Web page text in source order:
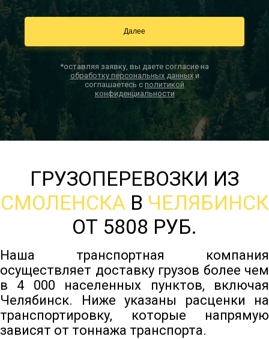
*оставляя заявку, вы даете согласие на
обработку персональных данныхи
соглашаетесь с политикой
конфиденциальности
ГРУЗОПЕРЕВОЗКИ ИЗ
СМОЛЕНСКАВ ЧЕЛЯБИНСК
ОТ 5808 РУБ.
Наша транспортная компания
осуществляет доставку грузов более чем
в 4 000 населенных пунктов, включая
Челябинск. Ниже указаны расценки на
транспортировку, которые напрямую
зависят от тоннажа транспорта.